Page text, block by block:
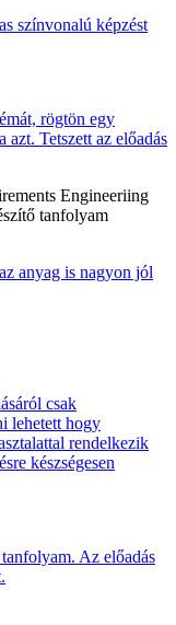
színvonalú képzést
rögtön egy
azt. Tetszett az előadás
Engineeriing
tanfolyam
anyag is nagyon jól
csak
lehetett hogy
rendelkezik
készségesen
Az előadás